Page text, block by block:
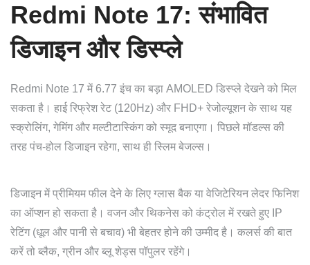
Redmi Note 17: संभावित
डिजाइन और डिस्प्ले
Redmi Note 17 में 6.77 इंच का बड़ा AMOLED डिस्प्ले देखने को मिल
सकता है। हाई रिफ्रेश रेट (120Hz) और FHD+ रेजोल्यूशन के साथ यह
स्क्रोलिंग, गेमिंग और मल्टीटास्किंग को स्मूद बनाएगा। पिछले मॉडल्स की
तरह पंच-होल डिजाइन रहेगा, साथ ही स्लिम बेजल्स।
डिजाइन में प्रीमियम फील देने के लिए ग्लास बैक या वेजिटेरियन लेदर फिनिश
का ऑप्शन हो सकता है। वजन और थिकनेस को कंट्रोल में रखते हुए IP
रेटिंग (धूल और पानी से बचाव) भी बेहतर होने की उम्मीद है। कलर्स की बात
करें तो ब्लैक, ग्रीन और ब्लू शेड्स पॉपुलर रहेंगे।